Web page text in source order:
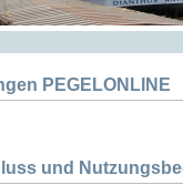
PEGELONLINE
und